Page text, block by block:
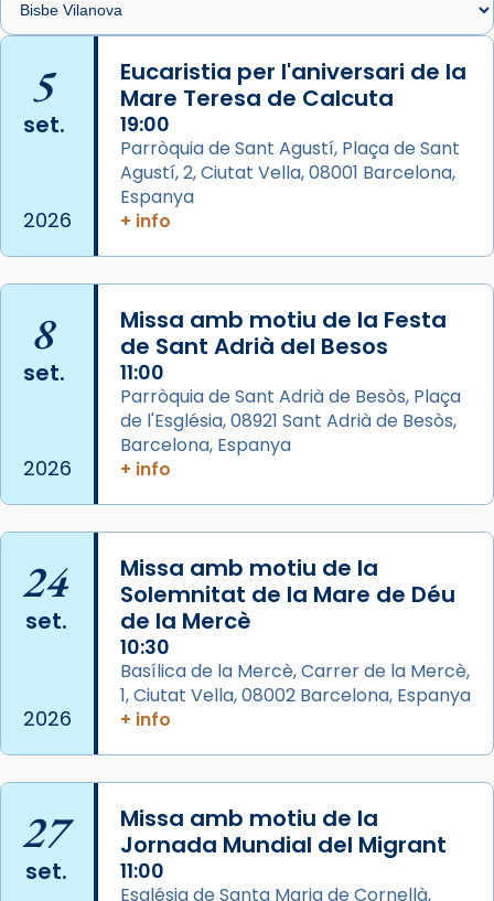
🔗
📸 J. Merino
Photo
View on Facebook ·
Arquebisbat de Barcelona
de Barcelona.
2 weeks ago
comitè organitzador de la visita apostòlica
del Sant Pare Lleó XIV a Barcelona, i als
col·laboradors, a la Catedral de Barcelona.
L’arquebisbe de Barcelona, el cardenal Joan
Josep Omella, ha presidit la missa i l’ha
concelebrat el bisbe auxiliar de Barcelona,
Mons. David Abadías.
📸 Dr. G. Simón
Photo
View on Facebook · Share
Arquebisbat de Barcelona
2 weeks ago
Memòria de les santes Juliana i
Semproniana, verges i màrtirs.
partir de l’Edat Mitjana sorgeix la tradició
que les santes Juliana (“relatiu a Júlia”) i
Semproniana (“relatiu a Semprònia =
5
set.
2026
Eucaristia per l'aniversari de la
Mare Teresa de Calcuta
19:00
Parròquia de Sant Agustí, Plaça de Sant
Agustí, 2, Ciutat Vella, 08001 Barcelona,
Espanya
+ info
8
set.
2026
Missa amb motiu de la Festa
de Sant Adrià del Besos
11:00
Parròquia de Sant Adrià de Besòs, Plaça
de l'Església, 08921 Sant Adrià de Besòs,
Barcelona, Espanya
+ info
24
set.
2026
Missa amb motiu de la
Solemnitat de la Mare de Déu
de la Mercè
10:30
Basílica de la Mercè, Carrer de la Mercè,
1, Ciutat Vella, 08002 Barcelona, Espanya
+ info
27
set.
Missa amb motiu de la
Jornada Mundial del Migrant
11:00
Església de Santa Maria de Cornellà,